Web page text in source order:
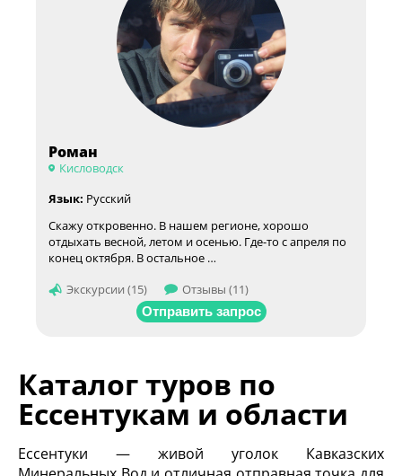
Роман
Кисловодск
Язык: Русский
Скажу откровенно. В нашем регионе, хорошо
отдыхать весной, летом и осенью. Где-то с апреля по
конец октября. В остальное …
Экскурсии (15)
Отзывы (11)
Отправить запрос
Каталог туров по
Ессентукам и области
Ессентуки — живой уголок Кавказских